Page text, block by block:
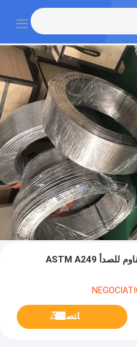
ملحومة 316 لفائف الفولاذ المقاوم للصدأ ASTM A249
ﺎﺘﺼﻟ ﺍﻶﻧ